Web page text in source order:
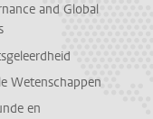
and Global
Wetenschappen
en